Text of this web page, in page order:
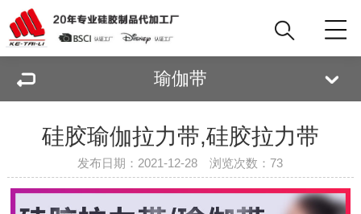
瑜伽带
硅胶瑜伽拉力带,硅胶拉力带
发布日期：2021-12-28 浏览次数：73